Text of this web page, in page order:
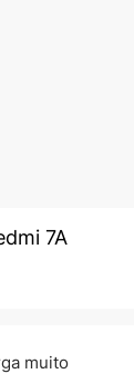
7A
era:
muito